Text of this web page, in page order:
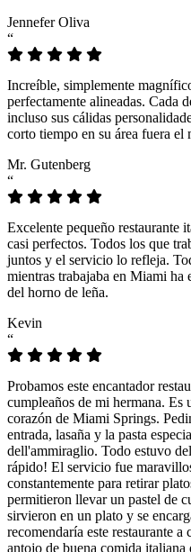
Jennefer Oliva
“
Increíble, simplemente
perfectamente alineadas. Cada
incluso sus cálidas
corto tiempo en su área fuera el
Mr. Gutenberg
“
Excelente pequeño restaurante
casi perfectos. Todos los que
juntos y el servicio lo refleja.
mientras trabajaba en Miami ha
del horno de leña.
Kevin
“
Probamos este encantador
cumpleaños de mi hermana.
corazón de Miami Springs.
entrada, lasaña y la pasta
dell'ammiraglio. Todo estuvo
rápido! El servicio fue
constantemente para retirar
permitieron llevar un pastel de
sirvieron en un plato y se
recomendaría este restaurante
antojo de buena comida italiana